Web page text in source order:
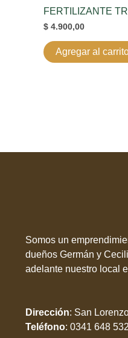
FERTILIZANTE
$ 4.900,00
Agregar al
Somos un
dueños Germán y
adelante nuestro local
Dirección: San
Teléfono: 0341 648